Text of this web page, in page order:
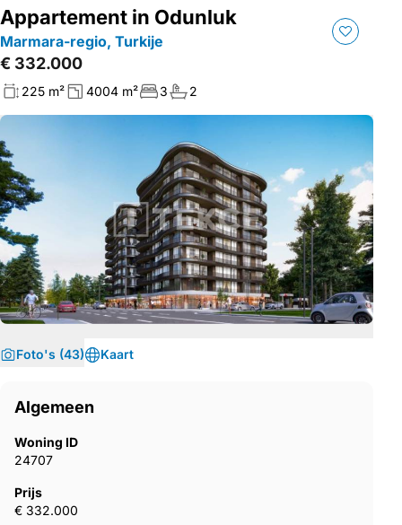
Appartement in Odunluk
Marmara-regio, Turkije
€ 332.000
225 m² 4004 m² 3 2
Foto's (43) Kaart
Algemeen
Woning ID
24707
Prijs
€ 332.000